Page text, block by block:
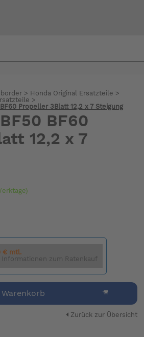
> Honda Original Ersatzteile >
>
Propeller 3Blatt 12,2 x 7 Steigung
BF60
12,2 x 7
€ mtl.
Informationen zum Ratenkauf
Zurück zur Übersicht